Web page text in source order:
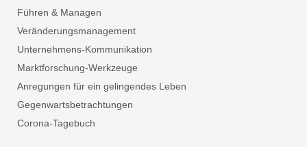
Führen & Managen
Veränderungsmanagement
Unternehmens-Kommunikation
Marktforschung-Werkzeuge
Anregungen für ein gelingendes Leben
Gegenwartsbetrachtungen
Corona-Tagebuch